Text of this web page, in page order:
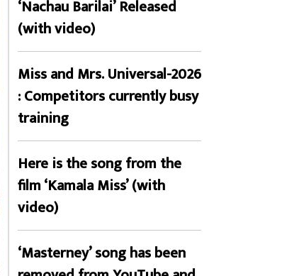
‘Nachau Barilai’ Released
(with video)
Miss and Mrs. Universal-2026
: Competitors currently busy
training
Here is the song from the
film ‘Kamala Miss’ (with
video)
‘Masterney’ song has been